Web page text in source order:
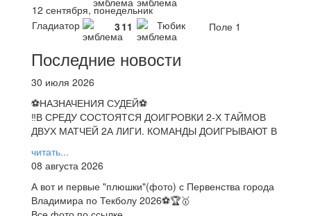
12 сентября, понедельник
Гладиатор
311 Тюбик Поле 1
Последние новости
30 июля 2026
⚽НАЗНАЧЕНИЯ СУДЕЙ⚽
‼В СРЕДУ СОСТОЯТСЯ ДОИГРОВКИ 2-Х ТАЙМОВ
ДВУХ МАТЧЕЙ 2А ЛИГИ. КОМАНДЫ ДОИГРЫВАЮТ В
читать...
08 августа 2026
А вот и первые "плюшки"(фото) с Первенства города
Владимира по Текболу 2026⚽🏆🥇